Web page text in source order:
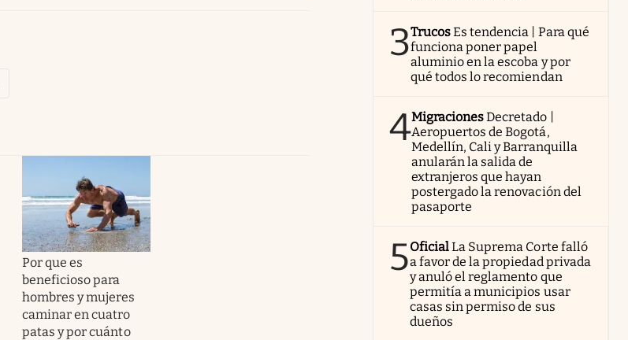
Por que es
beneficioso para
hombres y mujeres
caminar en cuatro
patas y por cuánto
3TrucosEs tendencia | Para qué
funciona poner papel
aluminio en la escoba y por
qué todos lo recomiendan
4MigracionesDecretado |
Aeropuertos de Bogotá,
Medellín, Cali y Barranquilla
anularán la salida de
extranjeros que hayan
postergado la renovación del
pasaporte
5OficialLa Suprema Corte falló
a favor de la propiedad privada
y anuló el reglamento que
permitía a municipios usar
casas sin permiso de sus
dueños